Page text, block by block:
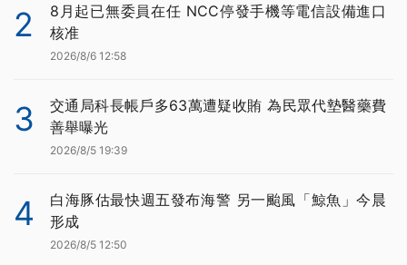
2
8月起已無委員在任 NCC停發手機等電信設備進口
核准
2026/8/6 12:58
3
交通局科長帳戶多63萬遭疑收賄 為民眾代墊醫藥費
善舉曝光
2026/8/5 19:39
4
白海豚估最快週五發布海警 另一颱風「鯨魚」今晨
形成
2026/8/5 12:50